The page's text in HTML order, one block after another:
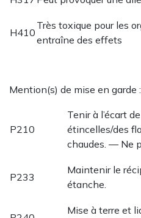
H410
Très toxique pour les
entraîne des effets
Mention(s) de mise en garde :
P210
Tenir à l’écart
étincelles/des
chaudes. — Ne
P233
Maintenir le
étanche.
Mise à terre et